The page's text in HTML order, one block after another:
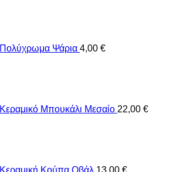
Πολύχρωμα Ψάρια 4,00 €
Κεραμικό Μπουκάλι Μεσαίο 22,00 €